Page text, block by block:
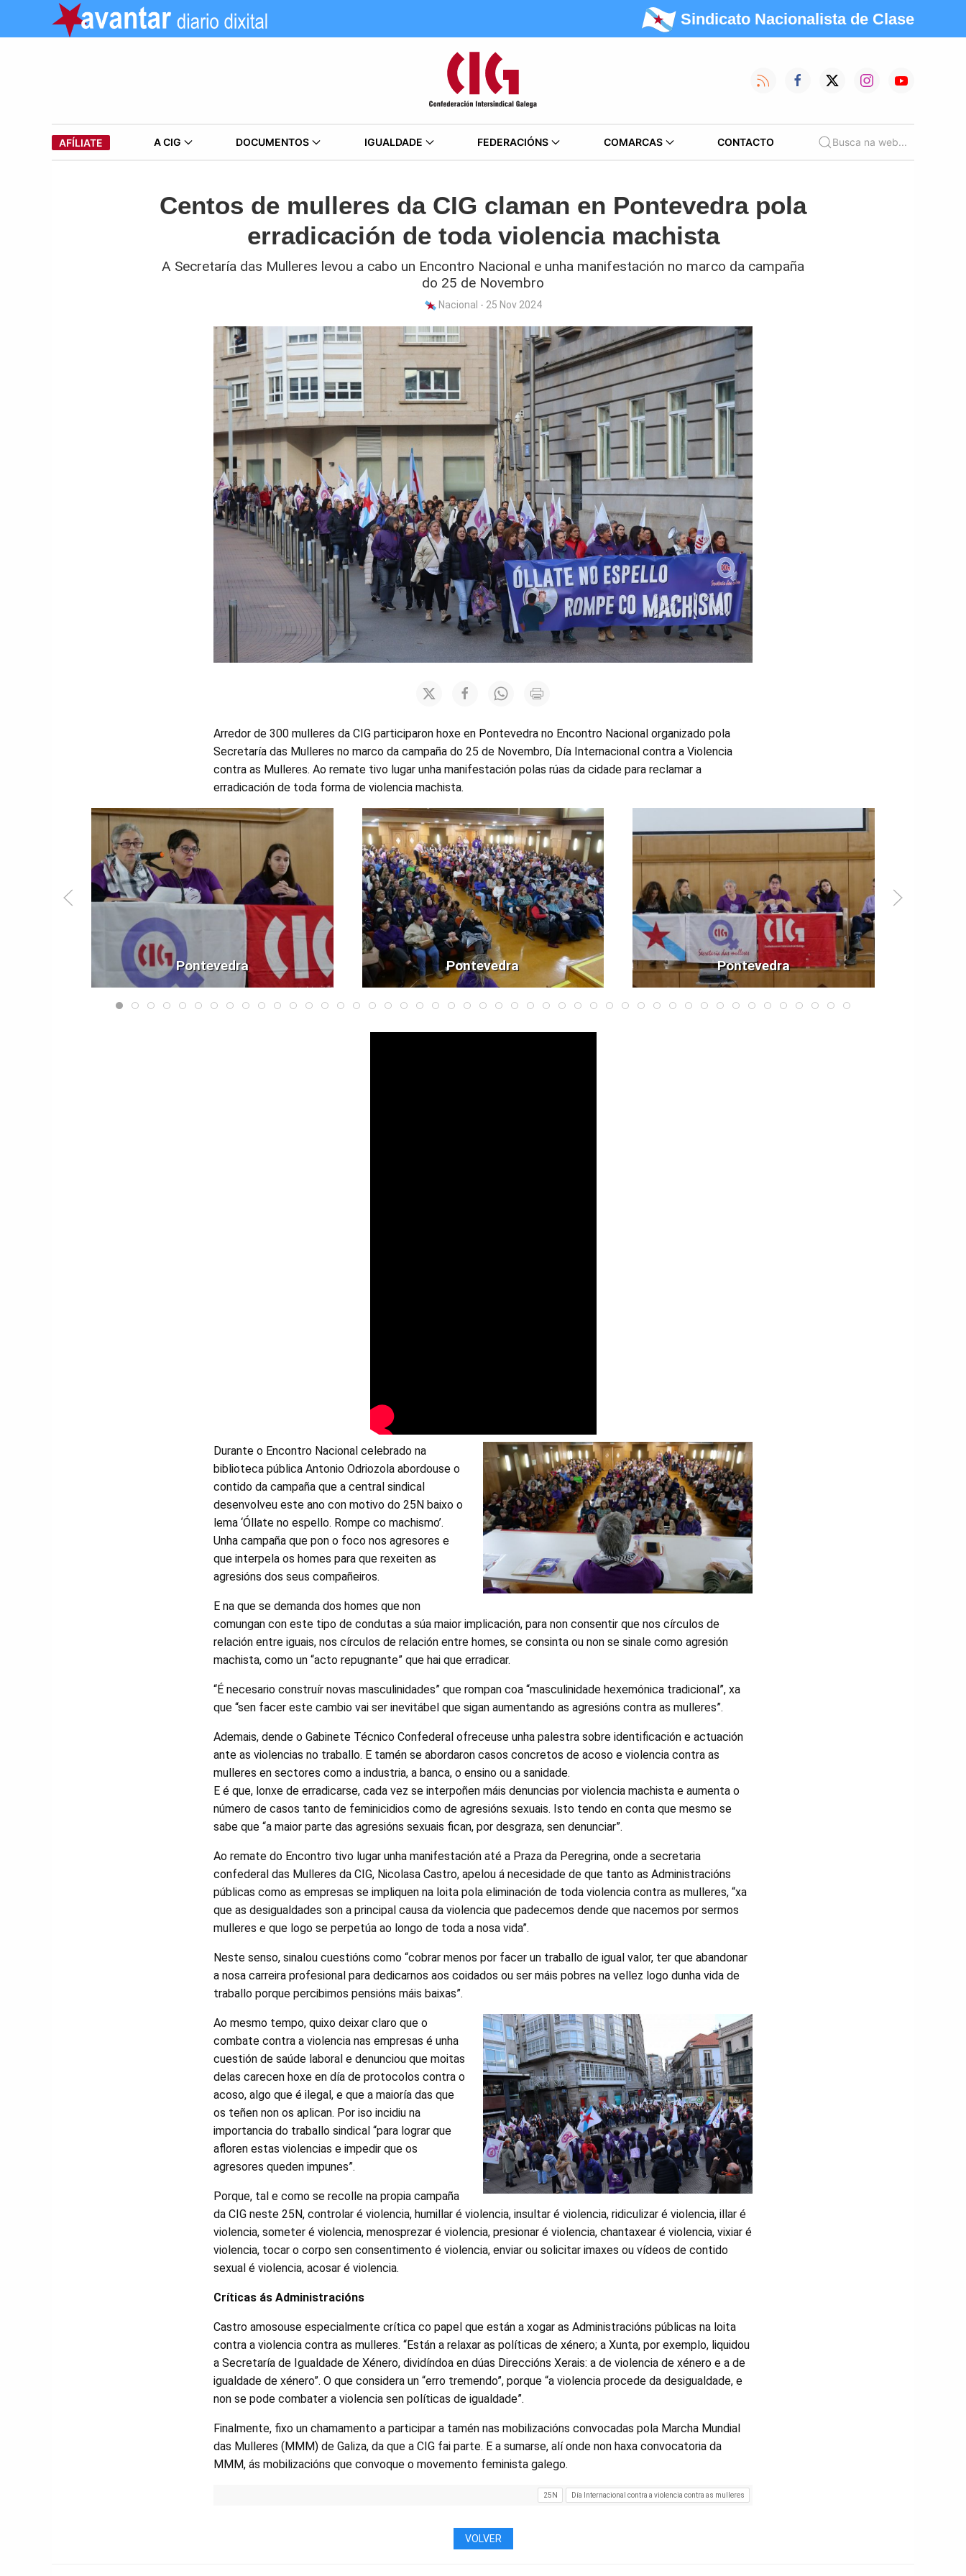
Sindicato Nacionalista de Clase
AFÍLIATE A CIG DOCUMENTOS IGUALDADE FEDERACIÓNS COMARCAS CONTACTO Busca na web...
Centos de mulleres da CIG claman en Pontevedra pola
erradicación de toda violencia machista
A Secretaría das Mulleres levou a cabo un Encontro Nacional e unha manifestación no marco da campaña
do 25 de Novembro
Nacional - 25 Nov 2024
Arredor de 300 mulleres da CIG participaron hoxe en Pontevedra no Encontro Nacional organizado pola
Secretaría das Mulleres no marco da campaña do 25 de Novembro, Día Internacional contra a Violencia
contra as Mulleres. Ao remate tivo lugar unha manifestación polas rúas da cidade para reclamar a
erradicación de toda forma de violencia machista.
Pontevedra Pontevedra Pontevedra
Durante o Encontro Nacional celebrado na
biblioteca pública Antonio Odriozola abordouse o
contido da campaña que a central sindical
desenvolveu este ano con motivo do 25N baixo o
lema ‘Óllate no espello. Rompe co machismo’.
Unha campaña que pon o foco nos agresores e
que interpela os homes para que rexeiten as
agresións dos seus compañeiros.
E na que se demanda dos homes que non
comungan con este tipo de condutas a súa maior implicación, para non consentir que nos círculos de
relación entre iguais, nos círculos de relación entre homes, se consinta ou non se sinale como agresión
machista, como un “acto repugnante” que hai que erradicar.
“É necesario construír novas masculinidades” que rompan coa “masculinidade hexemónica tradicional”, xa
que “sen facer este cambio vai ser inevitábel que sigan aumentando as agresións contra as mulleres”.
Ademais, dende o Gabinete Técnico Confederal ofreceuse unha palestra sobre identificación e actuación
ante as violencias no traballo. E tamén se abordaron casos concretos de acoso e violencia contra as
mulleres en sectores como a industria, a banca, o ensino ou a sanidade.
E é que, lonxe de erradicarse, cada vez se interpoñen máis denuncias por violencia machista e aumenta o
número de casos tanto de feminicidios como de agresións sexuais. Isto tendo en conta que mesmo se
sabe que “a maior parte das agresións sexuais fican, por desgraza, sen denunciar”.
Ao remate do Encontro tivo lugar unha manifestación até a Praza da Peregrina, onde a secretaria
confederal das Mulleres da CIG, Nicolasa Castro, apelou á necesidade de que tanto as Administracións
públicas como as empresas se impliquen na loita pola eliminación de toda violencia contra as mulleres, “xa
que as desigualdades son a principal causa da violencia que padecemos dende que nacemos por sermos
mulleres e que logo se perpetúa ao longo de toda a nosa vida”.
Neste senso, sinalou cuestións como “cobrar menos por facer un traballo de igual valor, ter que abandonar
a nosa carreira profesional para dedicarnos aos coidados ou ser máis pobres na vellez logo dunha vida de
traballo porque percibimos pensións máis baixas”.
Ao mesmo tempo, quixo deixar claro que o
combate contra a violencia nas empresas é unha
cuestión de saúde laboral e denunciou que moitas
delas carecen hoxe en día de protocolos contra o
acoso, algo que é ilegal, e que a maioría das que
os teñen non os aplican. Por iso incidiu na
importancia do traballo sindical “para lograr que
afloren estas violencias e impedir que os
agresores queden impunes”.
Porque, tal e como se recolle na propia campaña
da CIG neste 25N, controlar é violencia, humillar é violencia, insultar é violencia, ridiculizar é violencia, illar é
violencia, someter é violencia, menosprezar é violencia, presionar é violencia, chantaxear é violencia, vixiar é
violencia, tocar o corpo sen consentimento é violencia, enviar ou solicitar imaxes ou vídeos de contido
sexual é violencia, acosar é violencia.
Críticas ás Administracións
Castro amosouse especialmente crítica co papel que están a xogar as Administracións públicas na loita
contra a violencia contra as mulleres. “Están a relaxar as políticas de xénero; a Xunta, por exemplo, liquidou
a Secretaría de Igualdade de Xénero, dividíndoa en dúas Direccións Xerais: a de violencia de xénero e a de
igualdade de xénero”. O que considera un “erro tremendo”, porque “a violencia procede da desigualdade, e
non se pode combater a violencia sen políticas de igualdade”.
Finalmente, fixo un chamamento a participar a tamén nas mobilizacións convocadas pola Marcha Mundial
das Mulleres (MMM) de Galiza, da que a CIG fai parte. E a sumarse, alí onde non haxa convocatoria da
MMM, ás mobilizacións que convoque o movemento feminista galego.
25N Día Internacional contra a violencia contra as mulleres
VOLVER